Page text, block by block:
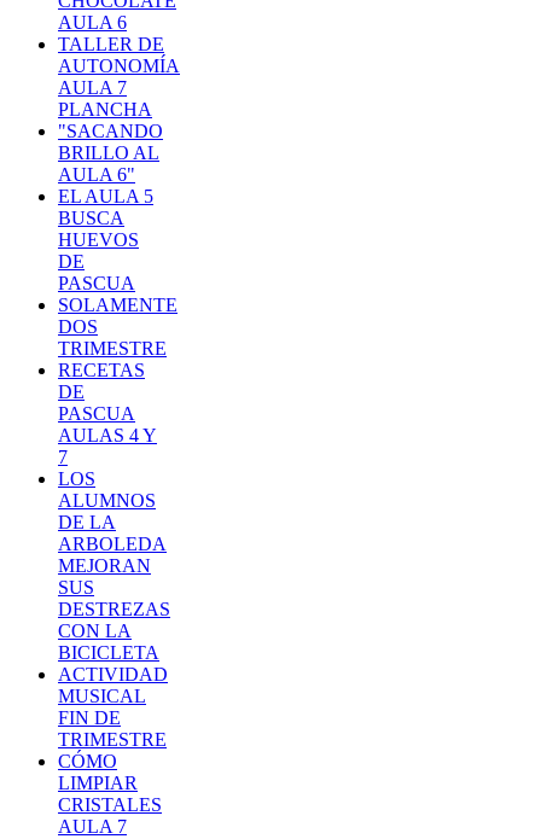
AULA 6
TALLER DE
AUTONOMÍA
AULA 7
PLANCHA
"SACANDO
BRILLO AL
AULA 6"
EL AULA 5
BUSCA
HUEVOS
DE
PASCUA
SOLAMENTE
DOS
TRIMESTRE
RECETAS
DE
PASCUA
AULAS 4 Y
7
LOS
ALUMNOS
DE LA
ARBOLEDA
MEJORAN
SUS
DESTREZAS
CON LA
BICICLETA
ACTIVIDAD
MUSICAL
FIN DE
TRIMESTRE
CÓMO
LIMPIAR
CRISTALES
AULA 7